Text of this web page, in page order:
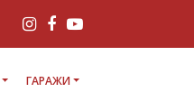
ГАРАЖИ